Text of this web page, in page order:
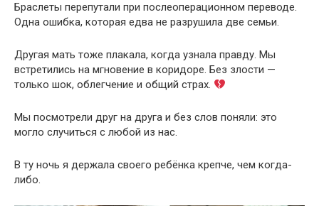
Браслеты перепутали при послеоперационном переводе.
Одна ошибка, которая едва не разрушила две семьи.
Другая мать тоже плакала, когда узнала правду. Мы
встретились на мгновение в коридоре. Без злости —
только шок, облегчение и общий страх.
Мы посмотрели друг на друга и без слов поняли: это
могло случиться с любой из нас.
В ту ночь я держала своего ребёнка крепче, чем когда-
либо.